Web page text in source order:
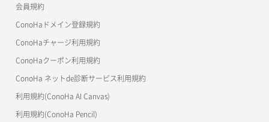
美雲このは徹底ガイド
会員規約
ConoHaドメイン登録規約
ConoHaチャージ利用規約
ConoHaクーポン利用規約
ConoHa ネットde診断サービス利用規約
利用規約(ConoHa AI Canvas)
利用規約(ConoHa Pencil)